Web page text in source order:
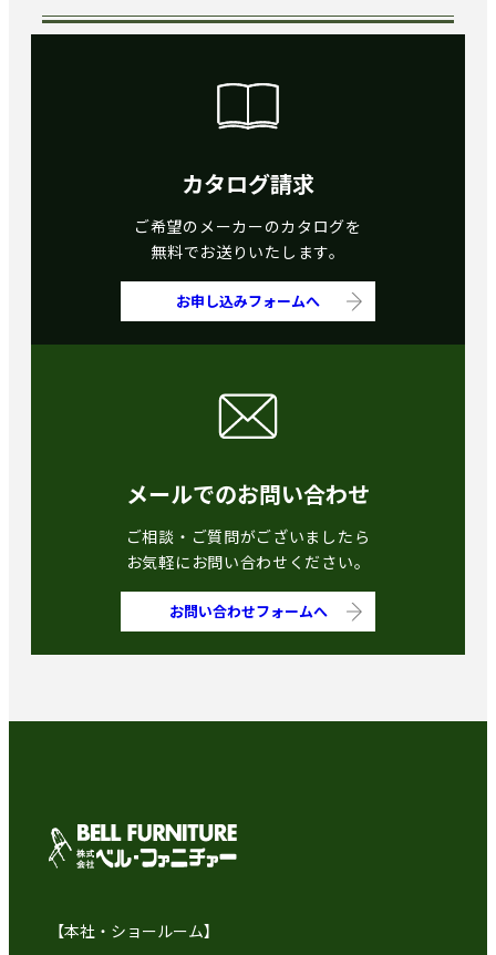
カタログ請求
ご希望のメーカーのカタログを
無料でお送りいたします。
お申し込みフォームへ
メールでのお問い合わせ
ご相談・ご質問がございましたら
お気軽にお問い合わせください。
お問い合わせフォームへ
【本社・ショールーム】